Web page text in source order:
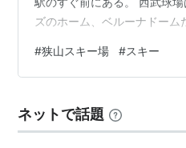
ズのホーム、ベルーナドーム
の駐車場を利用したいので、
いてしまった。おかげでス
００円と高いが、重いスキ
やなので、どうしてもここ
#狭山スキー場 #スキー
ネットで話題